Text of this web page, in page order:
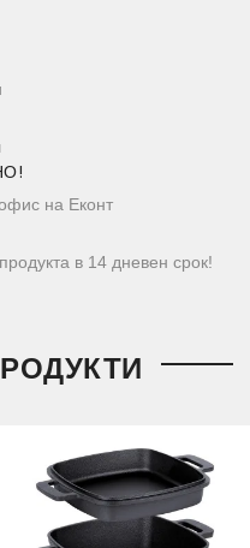
на Еконт
в 14 дневен срок!